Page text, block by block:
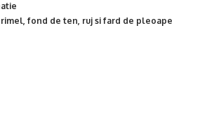
rimel, fond de ten, ruj si fard de pleoape